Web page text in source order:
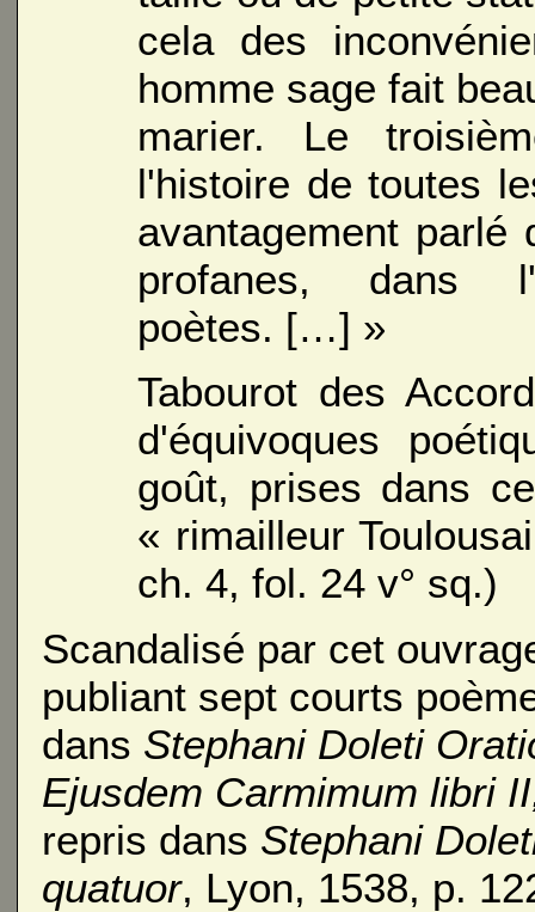
cela des
homme sage fait
marier. Le
l'histoire de toutes
avantagement
profanes, dans
poètes. […] »
Tabourot des
d'équivoques
goût, prises dans
« rimailleur
ch. 4, fol. 24 v° sq.)
Scandalisé par cet
publiant sept courts
dans Stephani Doleti
Ejusdem Carmimum libri
repris dans Stephani
quatuor, Lyon, 1538, p.